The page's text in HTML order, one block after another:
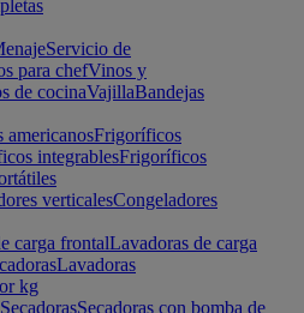
Servicio de
para chefVinos y
de cocinaVajillaBandejas
Frigoríficos
integrablesFrigoríficos
verticalesCongeladores
carga frontalLavadoras de carga
Lavadoras
kg
Secadoras con bomba de